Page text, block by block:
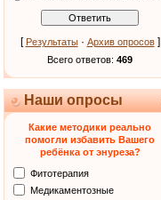
[ Результаты· Архив опросов]
Всего ответов: 469
Наши опросы
Какие методики реально
помогли избавить Вашего
ребёнка от энуреза?
Фитотерапия
Медикаментозные